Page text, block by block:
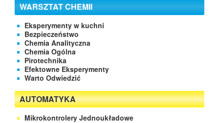
WARSZTAT CHEMII
Eksperymenty w kuchni
Bezpieczeństwo
Chemia Analityczna
Chemia Ogólna
Pirotechnika
Efektowne Eksperymenty
Warto Odwiedzić
AUTOMATYKA
Mikrokontrolery Jednoukładowe